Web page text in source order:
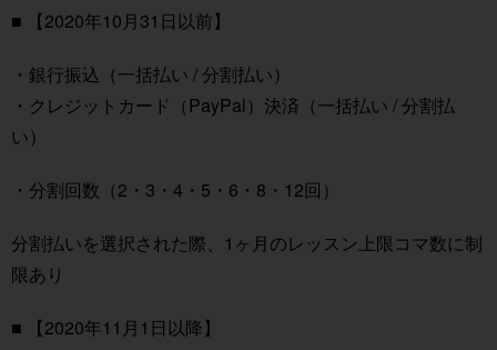
■ 【2020年10月31日以前】
・銀行振込（一括払い / 分割払い）
・クレジットカード（PayPal）決済（一括払い / 分割払
い）
・分割回数（2・3・4・5・6・8・12回）
分割払いを選択された際、1ヶ月のレッスン上限コマ数に制
限あり
■ 【2020年11月1日以降】